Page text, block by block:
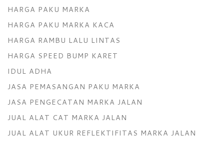
HARGA PAKU MARKA
HARGA PAKU MARKA KACA
HARGA RAMBU LALU LINTAS
HARGA SPEED BUMP KARET
IDUL ADHA
JASA PEMASANGAN PAKU MARKA
JASA PENGECATAN MARKA JALAN
JUAL ALAT CAT MARKA JALAN
JUAL ALAT UKUR REFLEKTIFITAS MARKA JALAN